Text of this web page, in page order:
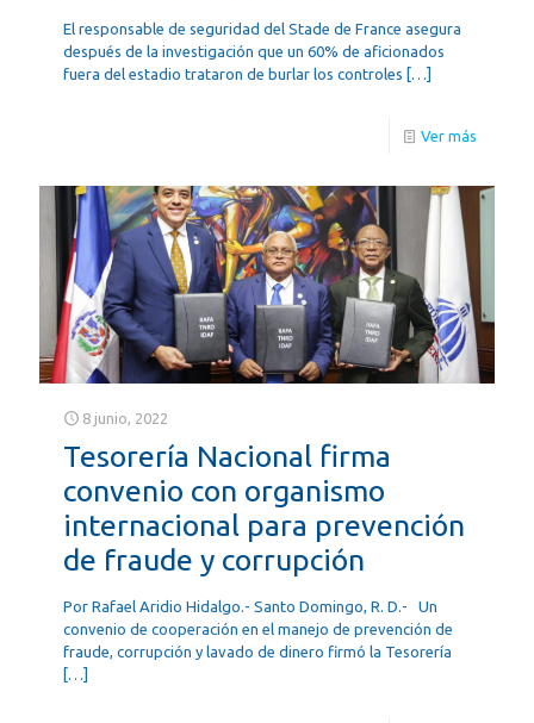
El responsable de seguridad del Stade de France asegura
después de la investigación que un 60% de aficionados
fuera del estadio trataron de burlar los controles […]
Ver más
8 junio, 2022
Tesorería Nacional firma
convenio con organismo
internacional para prevención
de fraude y corrupción
Por Rafael Aridio Hidalgo.- Santo Domingo, R. D.- Un
convenio de cooperación en el manejo de prevención de
fraude, corrupción y lavado de dinero firmó la Tesorería
[…]